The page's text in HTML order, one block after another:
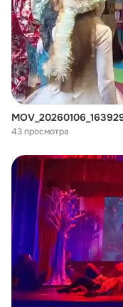
43 просмотра